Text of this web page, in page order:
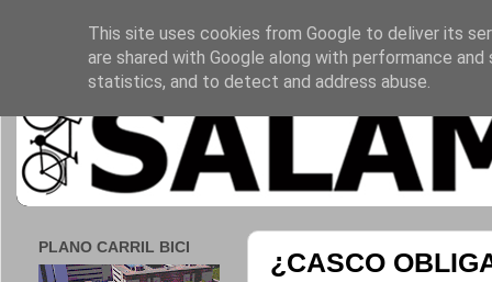
¿CASCO
PLANO CARRIL BICI
This site uses cookies from Google to deliver its
are shared with Google along with performance
statistics, and to detect and address abuse.